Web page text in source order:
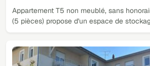
Appartement T5 non meublé, sans
(5 pièces) propose d'un espace de